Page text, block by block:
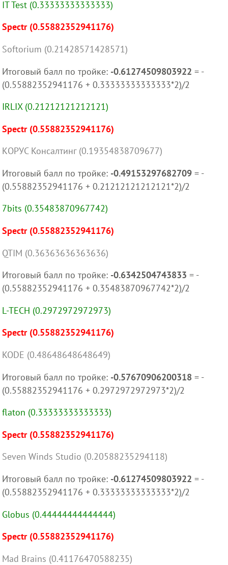
IT Test (0.33333333333333)
Spectr (0.55882352941176)
Softorium (0.21428571428571)
Итоговый балл по тройке: -0.61274509803922 = -
(0.55882352941176 + 0.33333333333333*2)/2
IRLIX (0.21212121212121)
Spectr (0.55882352941176)
КОРУС Консалтинг (0.19354838709677)
Итоговый балл по тройке: -0.49153297682709 = -
(0.55882352941176 + 0.21212121212121*2)/2
7bits (0.35483870967742)
Spectr (0.55882352941176)
QTIM (0.36363636363636)
Итоговый балл по тройке: -0.6342504743833 = -
(0.55882352941176 + 0.35483870967742*2)/2
L-TECH (0.2972972972973)
Spectr (0.55882352941176)
KODE (0.48648648648649)
Итоговый балл по тройке: -0.57670906200318 = -
(0.55882352941176 + 0.2972972972973*2)/2
flaton (0.33333333333333)
Spectr (0.55882352941176)
Seven Winds Studio (0.20588235294118)
Итоговый балл по тройке: -0.61274509803922 = -
(0.55882352941176 + 0.33333333333333*2)/2
Globus (0.44444444444444)
Spectr (0.55882352941176)
Mad Brains (0.41176470588235)